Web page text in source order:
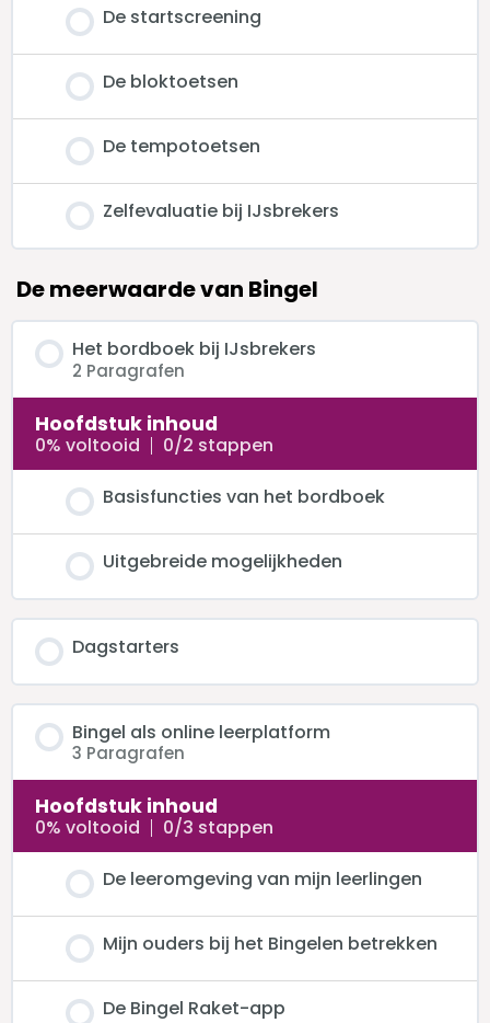
De startscreening
De bloktoetsen
De tempotoetsen
Zelfevaluatie bij IJsbrekers
De meerwaarde van Bingel
Het bordboek bij IJsbrekers
2 Paragrafen
Hoofdstuk inhoud
0% voltooid 0/2 stappen
Basisfuncties van het bordboek
Uitgebreide mogelijkheden
Dagstarters
Bingel als online leerplatform
3 Paragrafen
Hoofdstuk inhoud
0% voltooid 0/3 stappen
De leeromgeving van mijn leerlingen
Mijn ouders bij het Bingelen betrekken
De Bingel Raket-app